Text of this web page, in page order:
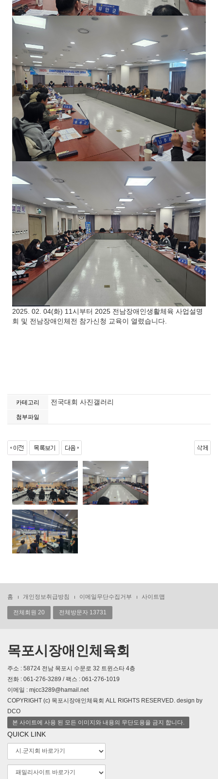
2025. 02. 04(화) 11시부터 2025 전남장애인생활체육 사업설명
회 및 전남장애인체전 참가신청 교육이 열렸습니다.
카테고리 전국대회 사진갤러리
첨부파일
홈 개인정보취급방침 이메일무단수집거부 사이트맵
전체회원 20 전체방문자 13731
목포시장애인체육회
주소 : 58724 전남 목포시 수문로 32 트윈스타 4층
전화 : 061-276-3289 / 팩스 : 061-276-1019
이메일 : mjcc3289@hamail.net
COPYRIGHT (c) 목포시장애인체육회 ALL RIGHTS RESERVED. design by
DCO
본 사이트에 사용 된 모든 이미지와 내용의 무단도용을 금지 합니다.
QUICK LINK